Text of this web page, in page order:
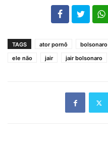
102 35
TAGS ator pornô bolsonaro
ele não
jair jair bolsonaro